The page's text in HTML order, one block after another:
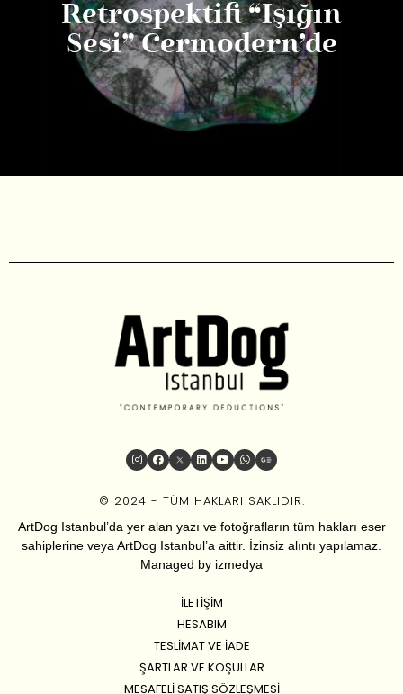
Retrospektifi “Işığın
Sesi” Cermodern’de
© 2024 - TÜM HAKLARI SAKLIDIR.
ArtDog Istanbul’da yer alan yazı ve fotoğrafların tüm hakları eser
sahiplerine veya ArtDog Istanbul’a aittir. İzinsiz alıntı yapılamaz.
Managed by izmedya
İLETIŞIM
HESABIM
TESLIMAT VE İADE
ŞARTLAR VE KOŞULLAR
MESAFELI SATIŞ SÖZLEŞMESI